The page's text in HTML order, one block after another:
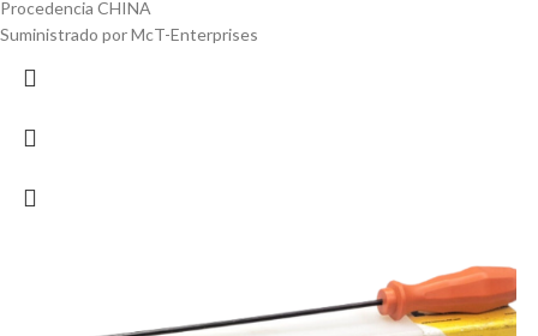
Procedencia CHINA
Suministrado por McT-Enterprises